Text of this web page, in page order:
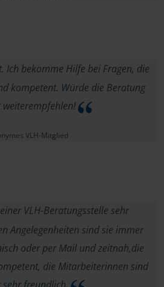
Ich bekomme Hilfe bei Fragen, die
kompetent. Würde die Beratung
weiterempfehlen!
VLH-Mitglied
VLH-Beratungsstelle sehr
Angelegenheiten sind sie immer
oder per Mail und zeitnah,die
die Mitarbeiterinnen sind